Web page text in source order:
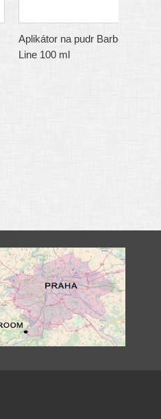
Aplikátor na pudr Barber
Line 100 ml